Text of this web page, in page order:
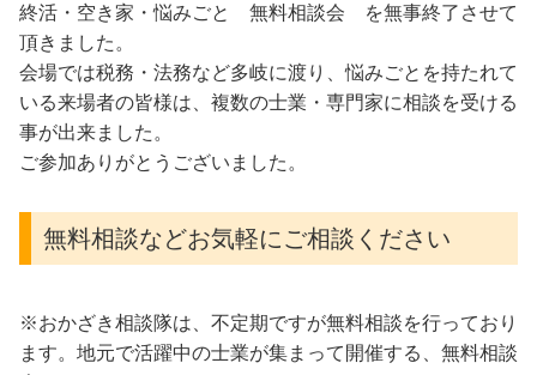
終活・空き家・悩みごと 無料相談会 を無事終了させて
頂きました。
会場では税務・法務など多岐に渡り、悩みごとを持たれて
いる来場者の皆様は、複数の士業・専門家に相談を受ける
事が出来ました。
ご参加ありがとうございました。
無料相談などお気軽にご相談ください
※おかざき相談隊は、不定期ですが無料相談を行っており
ます。地元で活躍中の士業が集まって開催する、無料相談